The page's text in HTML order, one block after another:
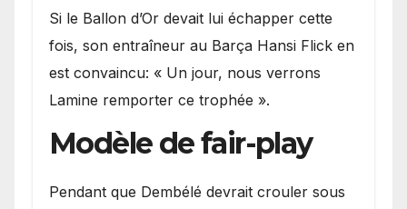
Si le Ballon d’Or devait lui échapper cette
fois, son entraîneur au Barça Hansi Flick en
est convaincu: « Un jour, nous verrons
Lamine remporter ce trophée ».
Modèle de fair-play
Pendant que Dembélé devrait crouler sous